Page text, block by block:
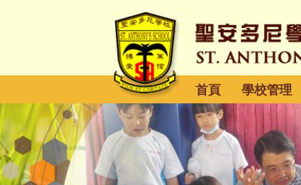
首頁 學校管理